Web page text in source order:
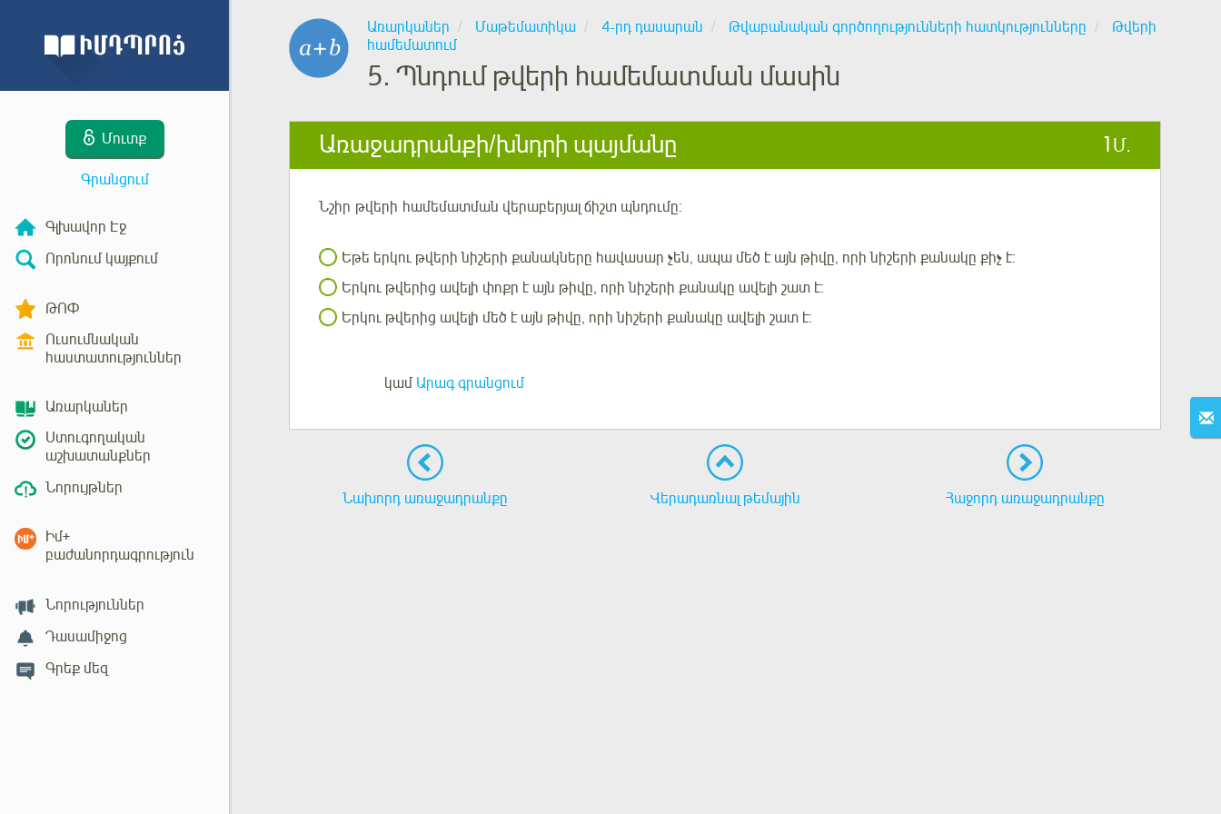
Մուտք
Գրանցում
Գլխավոր Էջ
Որոնում կայքում
ԹՈՓ
Ուսումնական
հաստատություններ
Առարկաներ
Ստուգողական
աշխատանքներ
Նորույթներ
Իմ+
բաժանորդագրություն
Նորություններ
Դասամիջոց
Գրեք մեզ
Առարկաներ Մաթեմատիկա 4-րդ դասարան Թվաբանական գործողությունների հատկությունները
Թվերի
համեմատում
5. Պնդում թվերի համեմատման մասին
Առաջադրանքի/խնդրի պայմանը 1 Մ.
Նշիր թվերի համեմատման վերաբերյալ ճիշտ պնդումը:
Եթե երկու թվերի նիշերի քանակները հավասար չեն, ապա մեծ է այն թիվը, որի նիշերի քանակը քիչ է:
Երկու թվերից ավելի փոքր է այն թիվը, որի նիշերի քանակը ավելի շատ է:
Երկու թվերից ավելի մեծ է այն թիվը, որի նիշերի քանակը ավելի շատ է:
կամ Արագ գրանցում
Նախորդ առաջադրանքը Վերադառնալ թեմային Հաջորդ առաջադրանքը